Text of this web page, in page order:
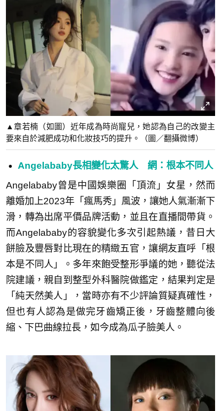
▲章若楠（如圖）近年成為時尚寵兒，她認為自己的改變主
要來自於減肥成功和化妝技巧的提升。（圖／翻攝微博）
Angelababy長相變化太驚人 網：根本不同人
Angelababy曾是中國娛樂圈「頂流」女星，然而
離婚加上2023年「瘋馬秀」風波，讓她人氣漸漸下
滑，轉為出席平價品牌活動，並且在直播間帶貨。
而Angelababy的容貌變化多次引起熱議，昔日大
餅臉及豐唇對比現在的精緻五官，讓網友直呼「根
本是不同人」。多年來飽受整形爭議的她，聽從法
院建議，親自到整型外科醫院做鑑定，結果判定是
「純天然美人」，當時亦有不少評論質疑真確性，
但也有人認為是做完牙齒矯正後，牙齒整體向後
縮、下巴曲線拉長，如今成為瓜子臉美人。